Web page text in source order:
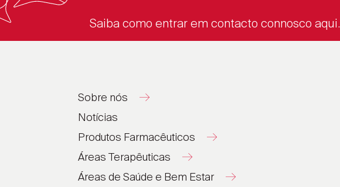
Saiba como entrar em contacto connosco aqui.
Sobre nós
Notícias
Produtos Farmacêuticos
Áreas Terapêuticas
Áreas de Saúde e Bem Estar